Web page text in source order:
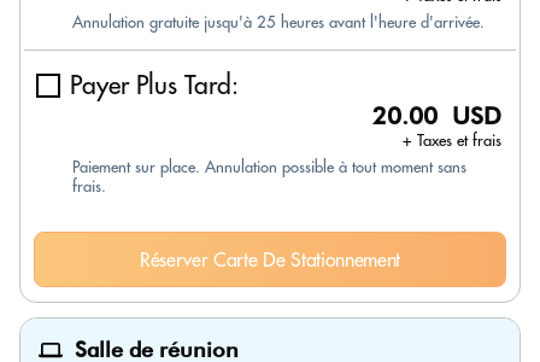
Annulation gratuite jusqu'à 25 heures avant l'heure d'arrivée.
Payer Plus Tard:
20.00 USD
+ Taxes et frais
Paiement sur place. Annulation possible à tout moment sans
frais.
Réserver Carte De Stationnement
Salle de réunion